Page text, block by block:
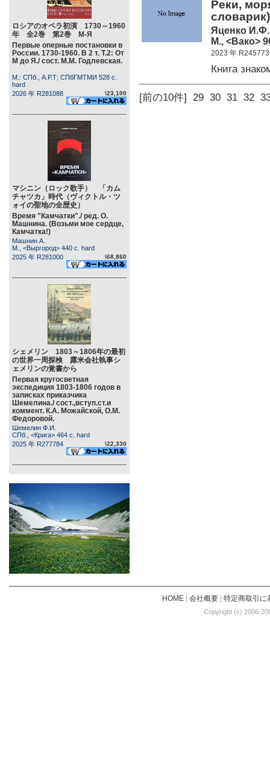
ロシアのオペラ初演 1730～1960
年 全2巻 第2巻 М-Я
Первые оперные постановки в
России. 1730-1960. В 2 т. Т.2: От
М до Я./ сост. М.М. Годлевская.
М.: СПб., А.Р.Т; СПбГМТМИ 528 c.
hard
2026 年 R281088
\23,100
マシニン（ロック歌手） 「カム
チャツカ」時代（ヴィクトル・ツ
ォイの聖地の全歴史）
Время "Камчатки"./ ред. О.
Машнина. (Возьми мое сердце,
Камчатка!)
Машнин А.
М., <Выргород> 440 c. hard
2025 年 R281000
\68,860
シェメリン 1803～1806年の最初
の世界一周探検 露米会社執事シ
ェメリンの覚書から
Первая кругосветная
экспедиция 1803-1806 годов в
записках приказчика
Шемелина./ сост.,вступ.ст.и
коммент. К.А. Можайской, О.М.
Федоровой.
Шемелин Ф.И.
СПб., <Крига> 464 c. hard
2025 年 R277784
\22,330
Реки,
словарик)
Яценко И.Ф.
М., <Вако>
2023 年 R245773
Книга
[前の10件] 29 30 31 32
HOME| 会社概要| 特定商取引に
Copyright (c) 2006-